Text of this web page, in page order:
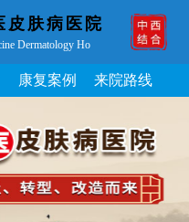
皮肤病医院
Dermatology Ho
康复案例 来院路线